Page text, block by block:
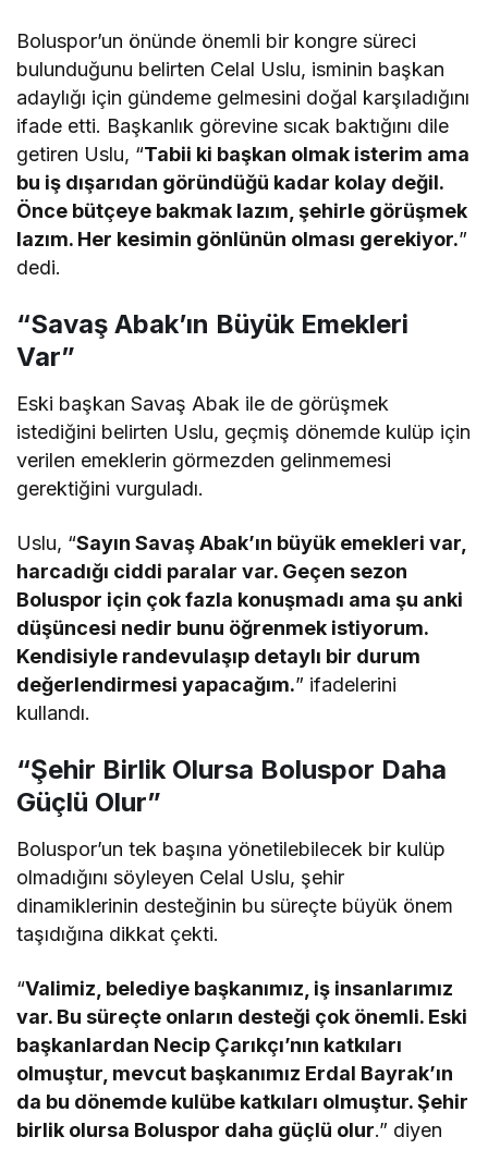
Boluspor’un önünde önemli bir kongre süreci
bulunduğunu belirten Celal Uslu, isminin başkan
adaylığı için gündeme gelmesini doğal karşıladığını
ifade etti. Başkanlık görevine sıcak baktığını dile
getiren Uslu, “Tabii ki başkan olmak isterim ama
bu iş dışarıdan göründüğü kadar kolay değil.
Önce bütçeye bakmak lazım, şehirle görüşmek
lazım. Her kesimin gönlünün olması gerekiyor.”
dedi.
“Savaş Abak’ın Büyük Emekleri
Var”
Eski başkan Savaş Abak ile de görüşmek
istediğini belirten Uslu, geçmiş dönemde kulüp için
verilen emeklerin görmezden gelinmemesi
gerektiğini vurguladı.
Uslu, “Sayın Savaş Abak’ın büyük emekleri var,
harcadığı ciddi paralar var. Geçen sezon
Boluspor için çok fazla konuşmadı ama şu anki
düşüncesi nedir bunu öğrenmek istiyorum.
Kendisiyle randevulaşıp detaylı bir durum
değerlendirmesi yapacağım.” ifadelerini
kullandı.
“Şehir Birlik Olursa Boluspor Daha
Güçlü Olur”
Boluspor’un tek başına yönetilebilecek bir kulüp
olmadığını söyleyen Celal Uslu, şehir
dinamiklerinin desteğinin bu süreçte büyük önem
taşıdığına dikkat çekti.
“Valimiz, belediye başkanımız, iş insanlarımız
var. Bu süreçte onların desteği çok önemli. Eski
başkanlardan Necip Çarıkçı’nın katkıları
olmuştur, mevcut başkanımız Erdal Bayrak’ın
da bu dönemde kulübe katkıları olmuştur. Şehir
birlik olursa Boluspor daha güçlü olur.” diyen